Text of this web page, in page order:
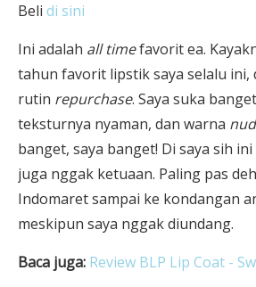
Beli di sini
Ini adalah all timefavorit ea.
tahun favorit lipstik saya selalu ini,
rutin repurchase. Saya suka
teksturnya nyaman, dan warna
banget, saya banget! Di saya sih
juga nggak ketuaan. Paling pas
Indomaret sampai ke kondangan
meskipun saya nggak diundang.
Baca juga: Review BLP Lip Coat -